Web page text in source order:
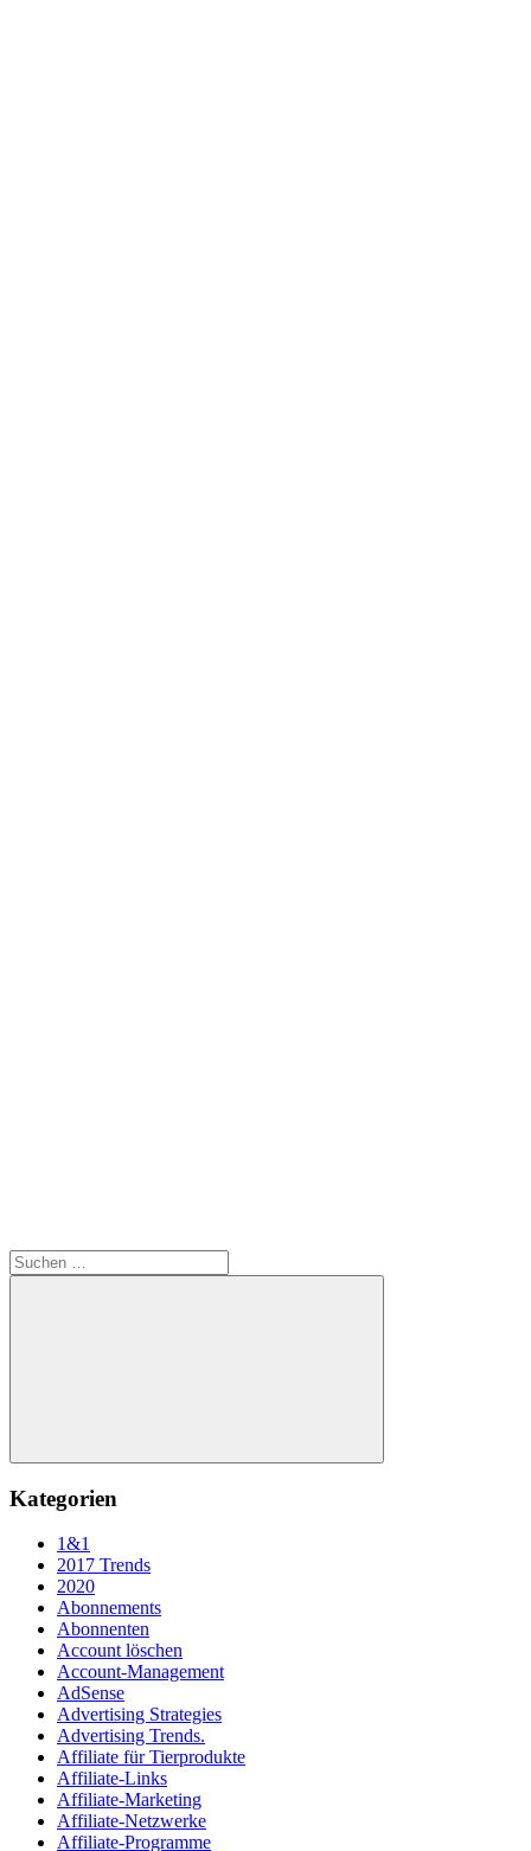
Suchen
nach:
Suchen
Kategorien
1&1
2017 Trends
2020
Abonnements
Abonnenten
Account löschen
Account-Management
AdSense
Advertising Strategies
Advertising Trends.
Affiliate für Tierprodukte
Affiliate-Links
Affiliate-Marketing
Affiliate-Netzwerke
Affiliate-Programme